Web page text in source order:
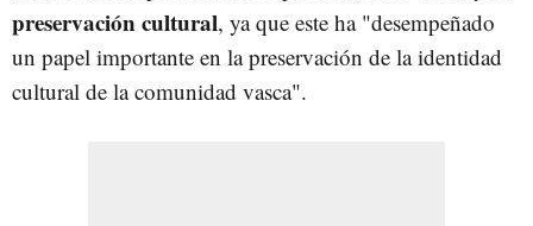
preservación cultural, ya que este ha "desempeñado
un papel importante en la preservación de la identidad
cultural de la comunidad vasca".